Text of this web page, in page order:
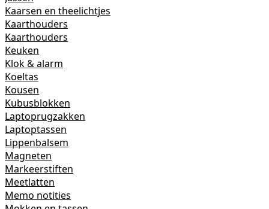
Kaarsen en theelichtjes
Kaarthouders
Kaarthouders
Keuken
Klok & alarm
Koeltas
Kousen
Kubusblokken
Laptoprugzakken
Laptoptassen
Lippenbalsem
Magneten
Markeerstiften
Meetlatten
Memo notities